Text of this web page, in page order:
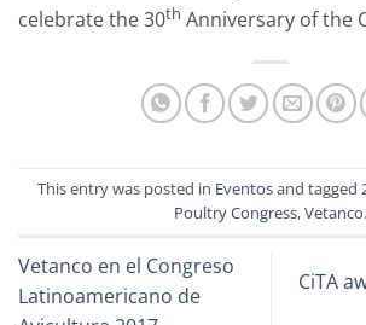
celebrate the 30th Anniversary of the
This entry was posted in Eventosand tagged
Poultry Congress,Vetanco.
Vetanco en el Congreso
Latinoamericano de
CiTA